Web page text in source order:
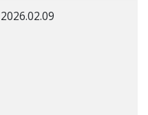
2026.02.09